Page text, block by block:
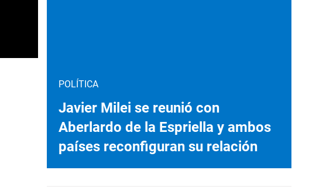
POLÍTICA
Javier Milei se reunió con
Aberlardo de la Espriella y ambos
países reconfiguran su relación